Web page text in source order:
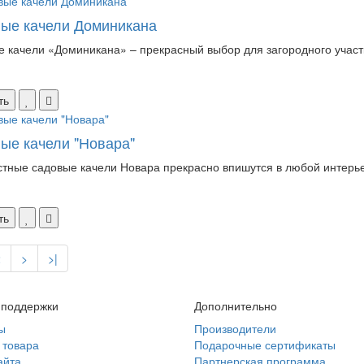
качели Доминикана
качели «Доминикана» – прекрасный выбор для загородного
качели "Новара"
садовые качели Новара прекрасно впишутся в любой
> >|
Дополнительно
Производители
Подарочные сертификаты